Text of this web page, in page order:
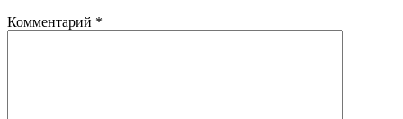
Комментарий *